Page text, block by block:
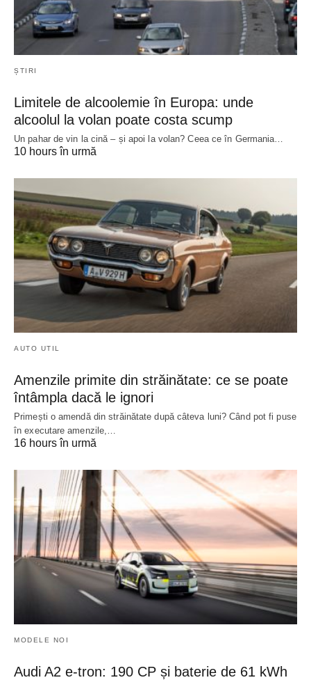
ȘTIRI
Limitele de alcoolemie în Europa: unde
alcoolul la volan poate costa scump
Un pahar de vin la cină – și apoi la volan? Ceea ce în Germania…
10 hours în urmă
AUTO UTIL
Amenzile primite din străinătate: ce se poate
întâmpla dacă le ignori
Primești o amendă din străinătate după câteva luni? Când pot fi puse
în executare amenzile,…
16 hours în urmă
MODELE NOI
Audi A2 e-tron: 190 CP și baterie de 61 kWh